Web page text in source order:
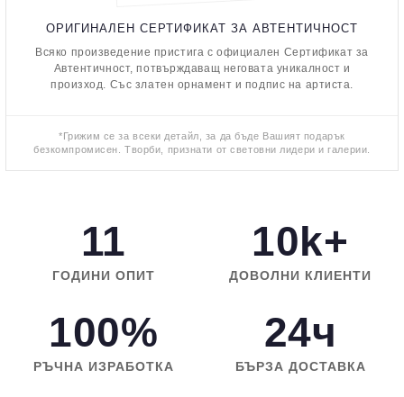
ОРИГИНАЛЕН СЕРТИФИКАТ ЗА АВТЕНТИЧНОСТ
Всяко произведение пристига с официален Сертификат за
Автентичност, потвърждаващ неговата уникалност и
произход. Със златен орнамент и подпис на артиста.
*Грижим се за всеки детайл, за да бъде Вашият подарък
безкомпромисен. Творби, признати от световни лидери и галерии.
11
ГОДИНИ ОПИТ
10k+
ДОВОЛНИ КЛИЕНТИ
100%
РЪЧНА ИЗРАБОТКА
24ч
БЪРЗА ДОСТАВКА